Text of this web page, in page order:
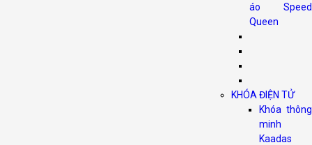
áo Speed
Queen
KHÓA ĐIỆN TỬ
Khóa thông
minh
Kaadas